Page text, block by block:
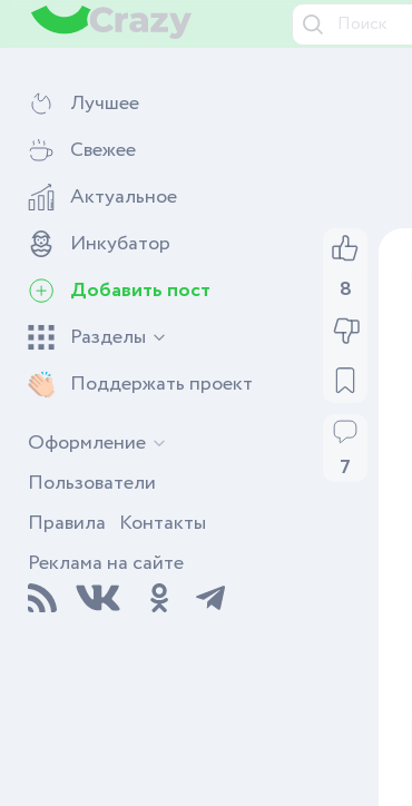
Лучшее
Свежее
Актуальное
Инкубатор
Добавить пост
Разделы
Поддержать проект
Оформление
Пользователи
Правила Контакты
Реклама на сайте
8
7